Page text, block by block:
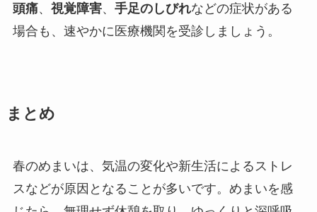
頭痛、 視覚障害、 手足のしびれなどの症状がある
場合も、速やかに医療機関を受診しましょう。
まとめ
春のめまいは、気温の変化や新生活によるストレ
スなどが原因となることが多いです。めまいを感